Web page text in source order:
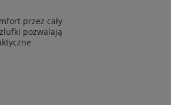
przez cały
pozwalają